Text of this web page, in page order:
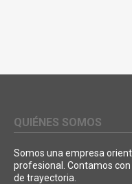
QUIÉNES SOMOS
Somos una empresa
profesional. Contamos
de trayectoria.